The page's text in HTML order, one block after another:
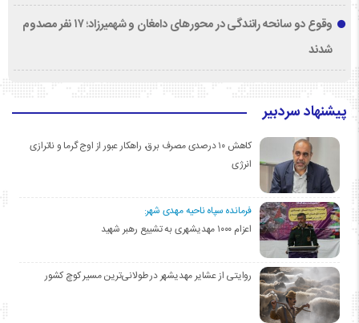
وقوع دو سانحه رانندگی در محورهای دامغان و شهمیرزاد؛ ۱۷ نفر مصدوم
شدند
پیشنهاد سردبیر
کاهش ۱۰ درصدی مصرف برق، راهکار عبور از اوج گرما و ناترازی
انرژی
فرمانده سپاه ناحیه مهدی شهر:
اعزام ۱۰۰۰ مهدیشهری به تشییع رهبر شهید
روایتی از عشایر مهدیشهر در طولانی‌ترین مسیر کوچ کشور